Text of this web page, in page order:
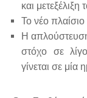
και
Το νέο πλαίσιο
Η
στόχο σε
γίνεται σε μία